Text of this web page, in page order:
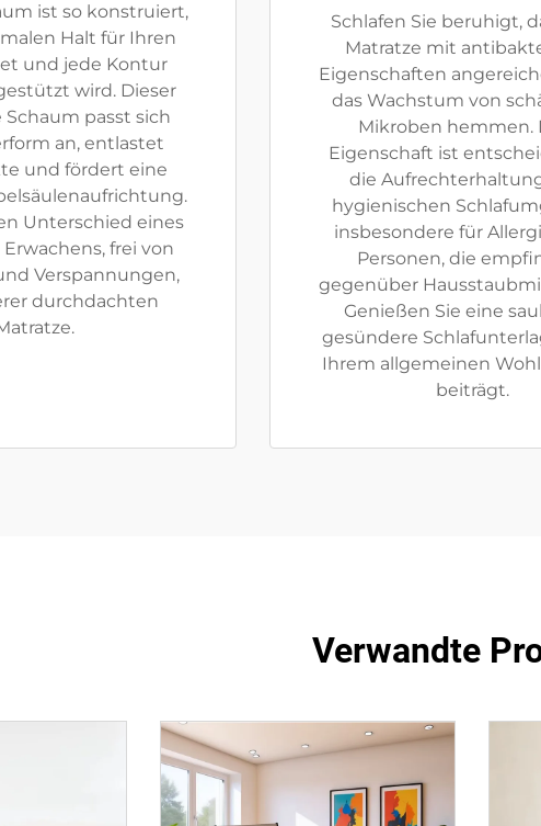
ist so konstruiert,
Halt für Ihren
und jede Kontur
wird. Dieser
passt sich
an, entlastet
und fördert eine
Unterschied eines
frei von
Verspannungen,
durchdachten
Schlafen Sie beruhigt,
Matratze mit
Eigenschaften
das Wachstum von
Mikroben hemmen.
Eigenschaft ist
die
hygienischen
insbesondere für
Personen, die
gegenüber
Genießen Sie eine
gesündere
Ihrem allgemeinen
beiträgt.
Verwandte